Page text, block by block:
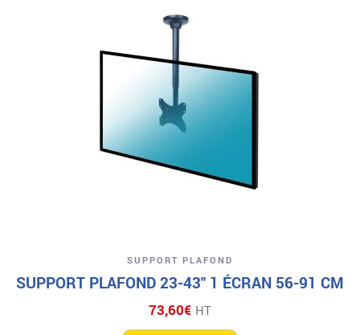
SUPPORT PLAFOND
SUPPORT PLAFOND 23-43″ 1 ÉCRAN 56-91 CM
73,60€ HT